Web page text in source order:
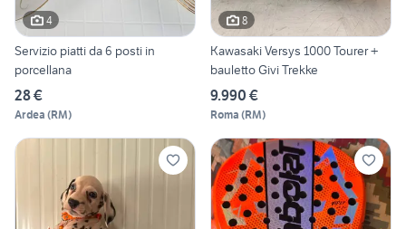
4
Servizio piatti da 6 posti in
porcellana
28 €
Ardea (RM)
8
Kawasaki Versys 1000 Tourer +
bauletto Givi Trekke
9.990 €
Roma (RM)